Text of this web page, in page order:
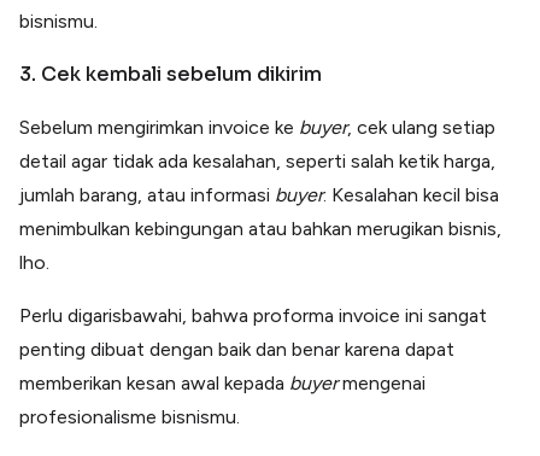
bisnismu.
3. Cek kembali sebelum dikirim
Sebelum mengirimkan invoice ke buyer, cek ulang setiap
detail agar tidak ada kesalahan, seperti salah ketik harga,
jumlah barang, atau informasi buyer. Kesalahan kecil bisa
menimbulkan kebingungan atau bahkan merugikan bisnis,
lho.
Perlu digarisbawahi, bahwa proforma invoice ini sangat
penting dibuat dengan baik dan benar karena dapat
memberikan kesan awal kepada buyermengenai
profesionalisme bisnismu.